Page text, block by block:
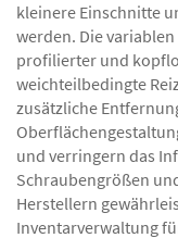
kleinere Einschnitte
werden. Die
profilierter und
weichteilbedingte
zusätzliche
und verringern das
Schraubengrößen
Herstellern
Inventarverwaltung